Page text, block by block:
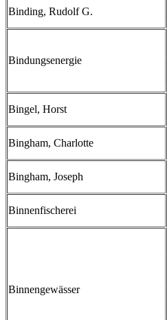
Binding, Rudolf G.
Bindungsenergie
Bingel, Horst
Bingham, Charlotte
Bingham, Joseph
Binnenfischerei
Binnengewässer